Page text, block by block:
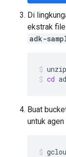
Di
ekstrak
adk-
unzip
cd
Buat
untuk agen